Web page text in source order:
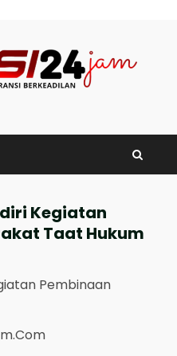
Kegiatan
Taat Hukum
Pembinaan